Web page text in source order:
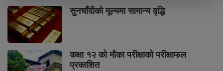
सुनचाँदीको मूल्यमा सामान्य वृद्धि
कक्षा १२ को मौका परीक्षाको परीक्षाफल
प्रकाशित